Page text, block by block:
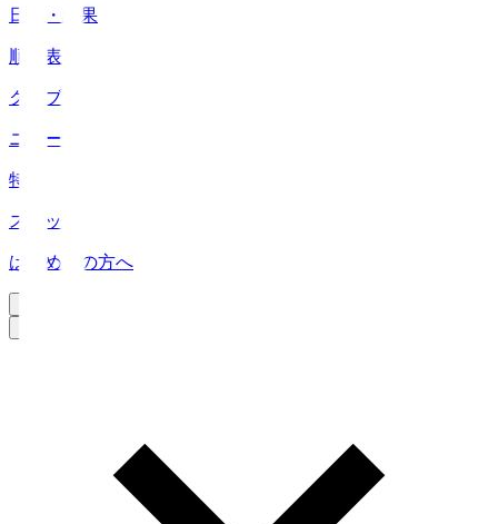
日程・結果
順位表
クラブ
ニュース
特集
スタッツ
はじめての方へ